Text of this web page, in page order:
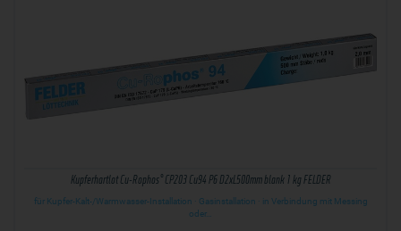
Kupferhartlot Cu-Rophos® CP203 Cu94 P6 D2xL500mm blank 1 kg FELDER
für Kupfer-Kalt-/Warmwasser-Installation · Gasinstallation · in Verbindung mit Messing
oder…